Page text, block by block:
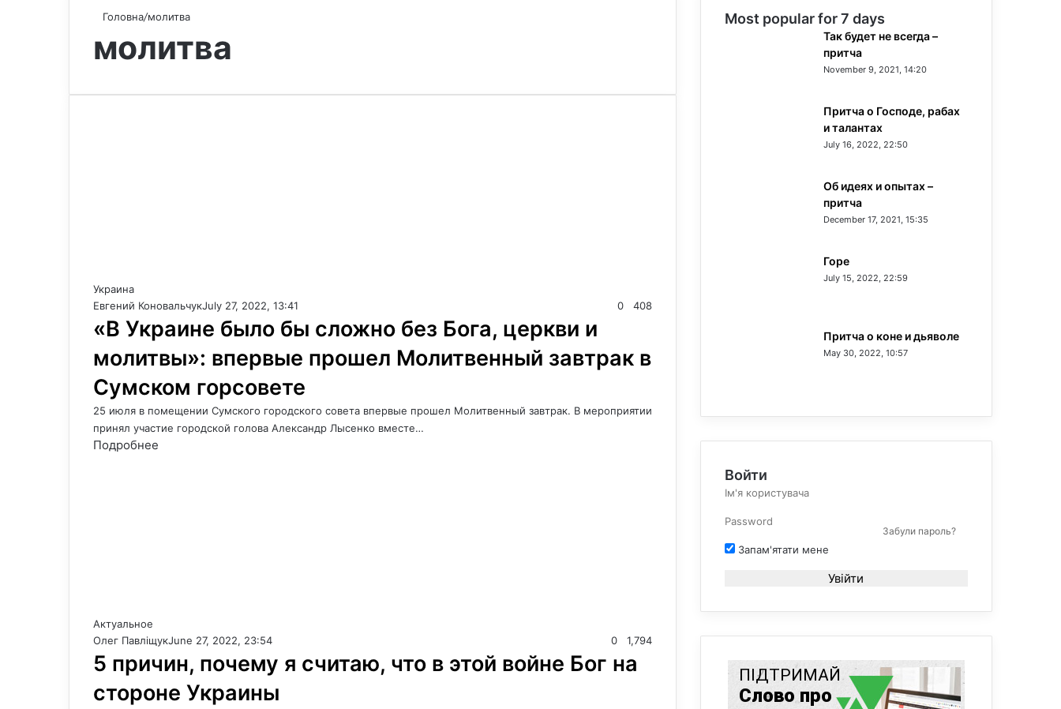
Головна/молитва
молитва
Украина
Евгений КоновальчукJuly 27, 2022, 13:41 0 408
«В Украине было бы сложно без Бога, церкви и
молитвы»: впервые прошел Молитвенный завтрак в
Сумском горсовете
25 июля в помещении Сумского городского совета впервые прошел Молитвенный завтрак. В мероприятии
принял участие городской голова Александр Лысенко вместе…
Подробнее
Актуальное
Олег ПавліщукJune 27, 2022, 23:54 0 1,794
5 причин, почему я считаю, что в этой войне Бог на
стороне Украины
Most popular for 7 days
Так будет не всегда –
притча
November 9, 2021, 14:20
Притча о Господе, рабах
и талантах
July 16, 2022, 22:50
Об идеях и опытах –
притча
December 17, 2021, 15:35
Горе
July 15, 2022, 22:59
Притча о коне и дьяволе
May 30, 2022, 10:57
Войти
Забули пароль?
Запам'ятати мене
Увійти